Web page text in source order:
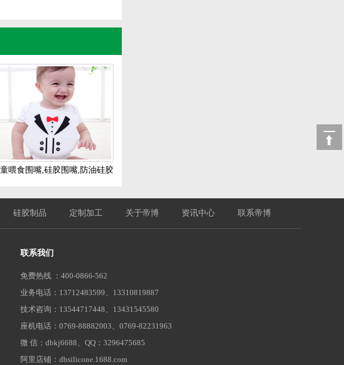
喂食围嘴,硅胶围嘴,防油硅胶
硅胶制品 定制加工 关于帝博 资讯中心 联系帝博
联系我们
免费热线 ：400-0866-562
业务电话：13712483599、13310819887
技术咨询：13544717448、13431545580
座机电话：0769-88882003、0769-82231963
微 信：dbkj6688、QQ：3296475685
阿里店铺：dbsilicone.1688.com